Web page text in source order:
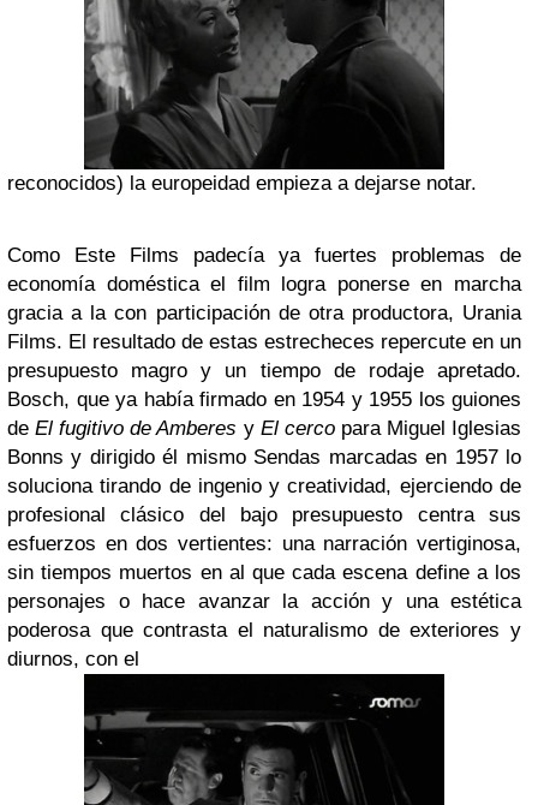
reconocidos) la europeidad empieza a dejarse notar.
Como Este Films padecía ya fuertes problemas de
economía doméstica el film logra ponerse en marcha
gracia a la con participación de otra productora, Urania
Films. El resultado de estas estrecheces repercute en un
presupuesto magro y un tiempo de rodaje apretado.
Bosch, que ya había firmado en 1954 y 1955 los guiones
deEl fugitivo de Amberes y El cercopara Miguel Iglesias
Bonns y dirigido él mismo Sendas marcadas en 1957 lo
soluciona tirando de ingenio y creatividad, ejerciendo de
profesional clásico del bajo presupuesto centra sus
esfuerzos en dos vertientes: una narración vertiginosa,
sin tiempos muertos en al que cada escena define a los
personajes o hace avanzar la acción y una estética
poderosa que contrasta el naturalismo de exteriores y
diurnos, con el